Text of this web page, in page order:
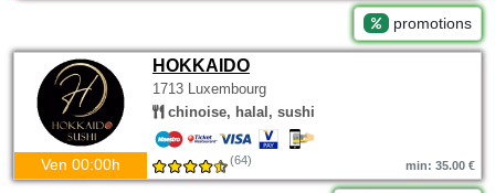
promotions
HOKKAIDO
1713 Luxembourg
chinoise, halal, sushi
Ven 00:00h (64) min: 35.00 €